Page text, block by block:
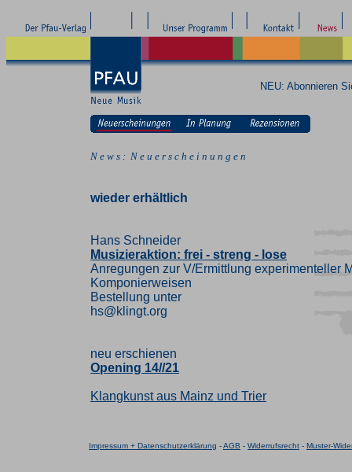
NEU: Abonnieren
N e w s : N e u e r s c h e i n u n g e n
wieder erhältlich
Hans Schneider
Musizieraktion: frei - streng - lose
Anregungen zur V/Ermittlung experimenteller
Komponierweisen
Bestellung unter
hs@klingt.org
neu erschienen
Opening 14//21
Klangkunst aus Mainz und Trier
Impressum + Datenschutzerklärung -AGB - Widerrufsrecht - Muster-